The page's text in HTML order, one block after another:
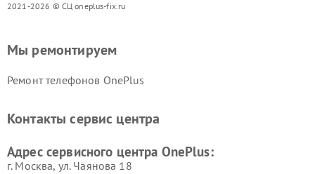
2021-2026 © СЦ oneplus-fix.ru
Мы ремонтируем
Ремонт телефонов OnePlus
Контакты сервис центра
Адрес сервисного центра OnePlus:
г. Москва, ул. Чаянова 18